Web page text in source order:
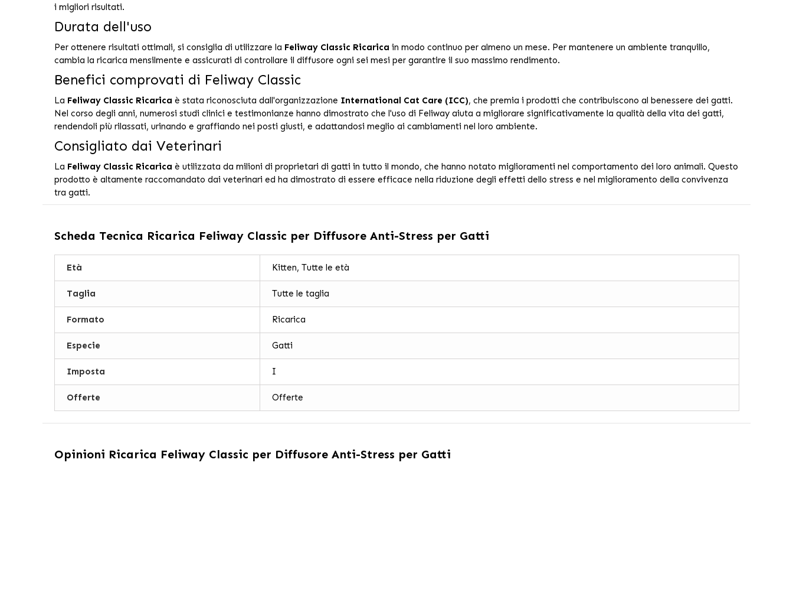
i migliori risultati.
Durata dell'uso
Per ottenere risultati ottimali, si consiglia di utilizzare la Feliway Classic Ricarica in modo continuo per almeno un mese. Per mantenere un ambiente tranquillo,
cambia la ricarica mensilmente e assicurati di controllare il diffusore ogni sei mesi per garantire il suo massimo rendimento.
Benefici comprovati di Feliway Classic
La Feliway Classic Ricarica è stata riconosciuta dall'organizzazione International Cat Care (ICC), che premia i prodotti che contribuiscono al benessere dei gatti.
Nel corso degli anni, numerosi studi clinici e testimonianze hanno dimostrato che l'uso di Feliway aiuta a migliorare significativamente la qualità della vita dei gatti,
rendendoli più rilassati, urinando e graffiando nei posti giusti, e adattandosi meglio ai cambiamenti nel loro ambiente.
Consigliato dai Veterinari
La Feliway Classic Ricarica è utilizzata da milioni di proprietari di gatti in tutto il mondo, che hanno notato miglioramenti nel comportamento dei loro animali. Questo
prodotto è altamente raccomandato dai veterinari ed ha dimostrato di essere efficace nella riduzione degli effetti dello stress e nel miglioramento della convivenza
tra gatti.
Scheda Tecnica Ricarica Feliway Classic per Diffusore Anti-Stress per Gatti
Età Kitten, Tutte le età
Taglia Tutte le taglia
Formato Ricarica
Especie Gatti
Imposta I
Offerte Offerte
Opinioni Ricarica Feliway Classic per Diffusore Anti-Stress per Gatti